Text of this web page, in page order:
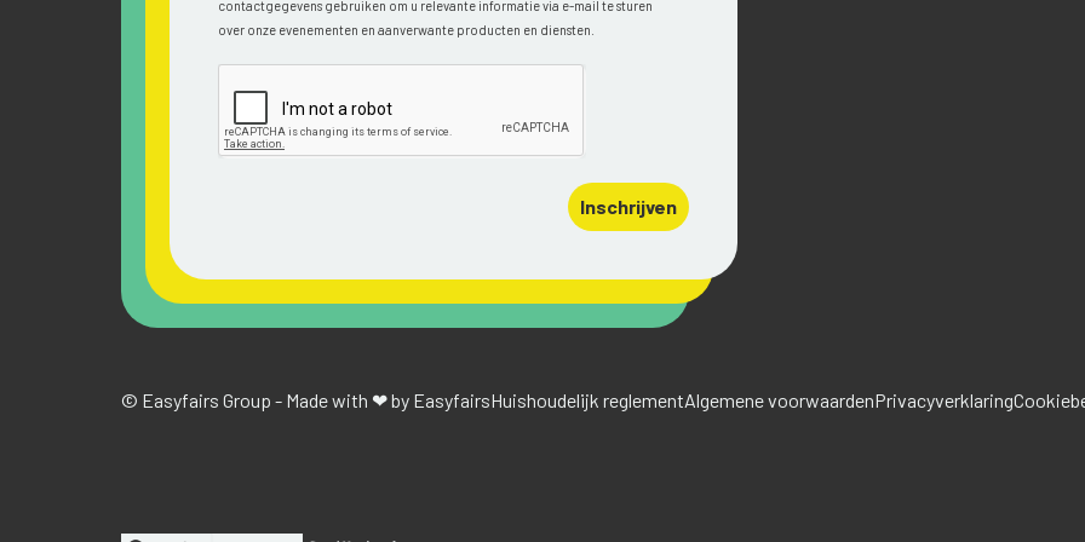
contactgegevens gebruiken om u relevante informatie via e-mail te sturen
over onze evenementen en aanverwante producten en diensten.
Inschrijven
© Easyfairs Group - Made with ❤ by EasyfairsHuishoudelijk reglementAlgemene voorwaardenPrivacyverklaring